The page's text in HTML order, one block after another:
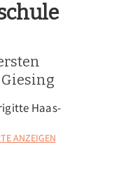
Haas-
ANZEIGEN